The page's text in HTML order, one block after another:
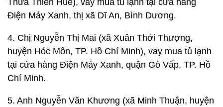
Thừa Thiên Huế), vay mua tủ lạnh tại cửa hàng
Điện Máy Xanh, thị xã Dĩ An, Bình Dương.
4. Chị Nguyễn Thị Mai (xã Xuân Thới Thượng,
huyện Hóc Môn, TP. Hồ Chí Minh), vay mua tủ lạnh
tại cửa hàng Điện Máy Xanh, quận Gò Vấp, TP. Hồ
Chí Minh.
5. Anh Nguyễn Văn Khương (xã Minh Thuận, huyện